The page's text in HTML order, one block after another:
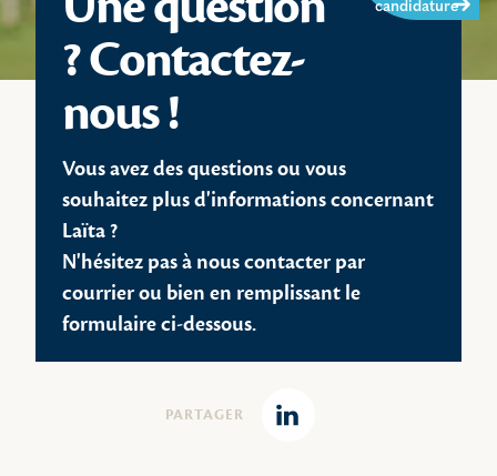
? Contactez-
nous !
Vous avez des questions ou vous
souhaitez plus d'informations concernant
Laïta ?
N'hésitez pas à nous contacter par
courrier ou bien en remplissant le
formulaire ci-dessous.
candidature
PARTAGER
Linkedin